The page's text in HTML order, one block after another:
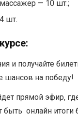
— 10 шт.;
шт.
и получайте
шансов на победу!
прямой эфир,
быть онлайн